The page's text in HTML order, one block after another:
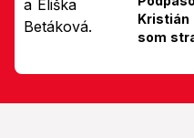
Kristián
som